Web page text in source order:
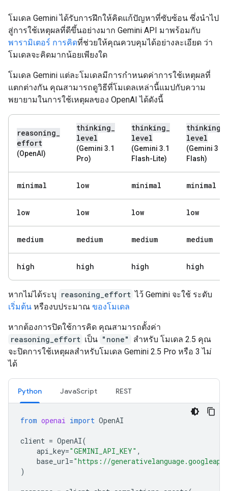
โมเดล Gemini ได้รับการฝึกให้คิดแก้ปัญหาที่ซับซ้อน ซึ่งนำไป
สู่การใช้เหตุผลที่ดีขึ้นอย่างมาก Gemini API มาพร้อมกับ
พารามิเตอร์ การคิดที่ช่วยให้คุณควบคุมได้อย่างละเอียด ว่า
โมเดลจะคิดมากน้อยเพียงใด
โมเดล Gemini แต่ละโมเดลมีการกำหนดค่าการใช้เหตุผลที่
แตกต่างกัน คุณสามารถดูวิธีที่โมเดลเหล่านี้แมปกับความ
พยายามในการใช้เหตุผลของ OpenAI ได้ดังนี้
reasoning
effort
(OpenAI)
thinking
level
(Gemini 3.1
Pro)
thinking
level
(Gemini 3.1
Flash-Lite)
thinking
level
(Gemini 3
Flash)
minimal low minimal minimal
low low low low
medium medium medium medium
high high high high
หากไม่ได้ระบุ reasoning_effort ไว้ Gemini จะใช้ ระดับ
เริ่มต้น หรืองบประมาณ ของโมเดล
หากต้องการปิดใช้การคิด คุณสามารถตั้งค่า
reasoning_effort เป็น "none"
สำหรับ โมเดล 2.5 คุณ
จะปิดการใช้เหตุผลสำหรับโมเดล Gemini 2.5 Pro หรือ 3 ไม่
ได้
Python JavaScript REST
from openai import OpenAI
client = OpenAI(
api_key="GEMINI_API_KEY" ,
base_url="https://
)